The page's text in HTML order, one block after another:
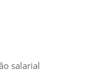
salarial